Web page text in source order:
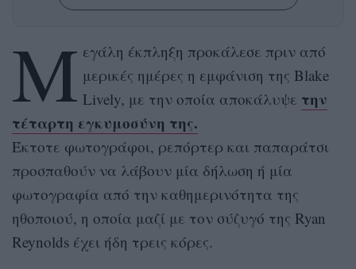
Μ εγάλη έκπληξη προκάλεσε πριν από
μερικές ημέρες η εμφάνιση της Blake
Lively, με την οποία αποκάλυψε την
τέταρτη εγκυμοσύνη της.
Έκτοτε φωτογράφοι, ρεπόρτερ και παπαράτσι
προσπαθούν να λάβουν μία δήλωση ή μία
φωτογραφία από την καθημερινότητα της
ηθοποιού, η οποία μαζί με τον σύζυγό της Ryan
Reynolds έχει ήδη τρεις κόρες.